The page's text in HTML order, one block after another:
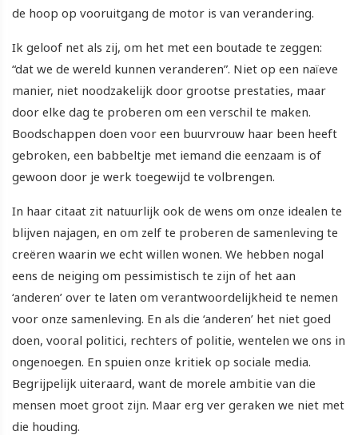
de hoop op vooruitgang de motor is van verandering.
Ik geloof net als zij, om het met een boutade te zeggen:
“dat we de wereld kunnen veranderen”. Niet op een naïeve
manier, niet noodzakelijk door grootse prestaties, maar
door elke dag te proberen om een verschil te maken.
Boodschappen doen voor een buurvrouw haar been heeft
gebroken, een babbeltje met iemand die eenzaam is of
gewoon door je werk toegewijd te volbrengen.
In haar citaat zit natuurlijk ook de wens om onze idealen te
blijven najagen, en om zelf te proberen de samenleving te
creëren waarin we echt willen wonen. We hebben nogal
eens de neiging om pessimistisch te zijn of het aan
‘anderen’ over te laten om verantwoordelijkheid te nemen
voor onze samenleving. En als die ‘anderen’ het niet goed
doen, vooral politici, rechters of politie, wentelen we ons in
ongenoegen. En spuien onze kritiek op sociale media.
Begrijpelijk uiteraard, want de morele ambitie van die
mensen moet groot zijn. Maar erg ver geraken we niet met
die houding.